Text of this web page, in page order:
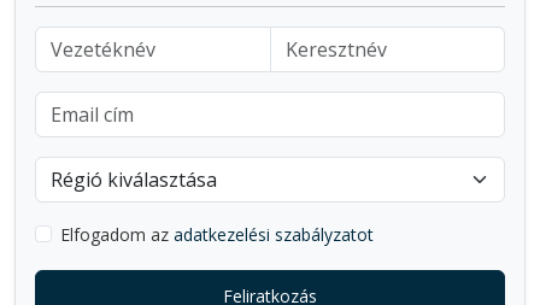
Elfogadom az adatkezelési szabályzatot
Feliratkozás